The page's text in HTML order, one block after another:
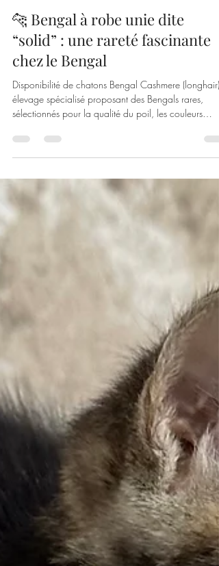
Cashmere Bengals
1 avr.
3 min de lecture
🐆 Bengal à robe unie dite
“solid” : une rareté fascinante
chez le Bengal
Disponibilité de chatons Bengal Cashmere (longhair) :
élevage spécialisé proposant des Bengals rares,
uniques (Black Smoke, Blue, Silver) et un excellent
tempérament.